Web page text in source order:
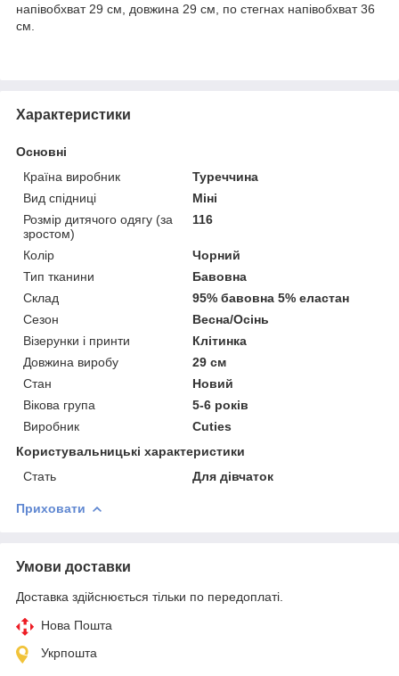
напівобхват 29 см, довжина 29 см, по стегнах напівобхват 36
см.
Характеристики
Основні
Країна виробник
Туреччина
Вид спідниці
Міні
Розмір дитячого одягу (за
зростом)
116
Колір
Чорний
Тип тканини
Бавовна
Склад
95% бавовна 5% еластан
Сезон
Весна/Осінь
Візерунки і принти
Клітинка
Довжина виробу
29 см
Стан
Новий
Вікова група
5-6 років
Виробник
Cuties
Користувальницькі характеристики
Стать
Для дівчаток
Приховати
Умови доставки
Доставка здійснюється тільки по передоплаті.
Нова Пошта
Укрпошта